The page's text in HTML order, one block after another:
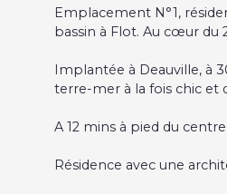
Emplacement N°1,
bassin à Flot. Au cœur du
Implantée à Deauville, à
terre-mer à la fois chic et
A 12 mins à pied du
Résidence avec une